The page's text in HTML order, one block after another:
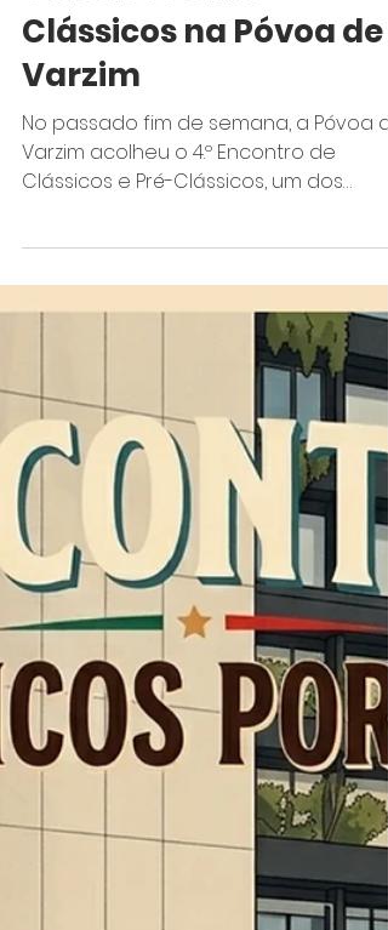
Notícias
4.º Encontro de
Clássicos e Pré-
Clássicos na Póvoa de
Varzim
No passado fim de semana, a Póvoa
Varzim acolheu o 4.º Encontro de
Clássicos e Pré-Clássicos, um dos
eventos de referência no calendário
dos clássicos portugueses. Os
Portugal estiveram a apoiar, lado a
com o Clube de Atletismo da Póvoa de
Varzim, e a celebrar esta iniciativa que
já se consolidou como tradição na
região. Este encontro é a prova de
quando se organiza com verdadeira
paixão, tudo se transforma. A
dedicação e o empenho do Clube de